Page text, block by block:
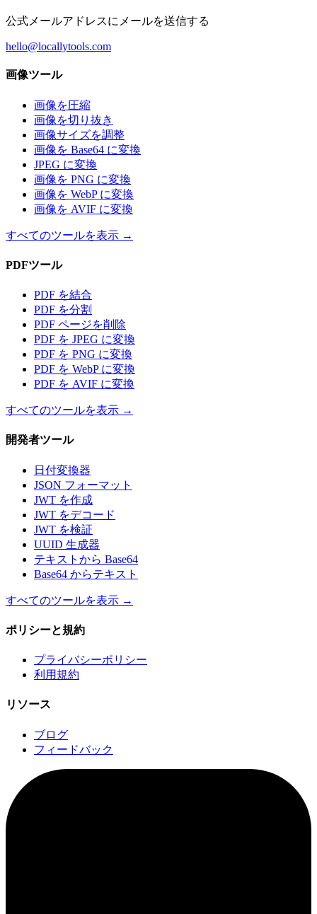
公式メールアドレスにメールを送信する
hello@locallytools.com
画像ツール
画像を圧縮
画像を切り抜き
画像サイズを調整
画像を Base64 に変換
JPEG に変換
画像を PNG に変換
画像を WebP に変換
画像を AVIF に変換
すべてのツールを表示 →
PDFツール
PDF を結合
PDF を分割
PDF ページを削除
PDF を JPEG に変換
PDF を PNG に変換
PDF を WebP に変換
PDF を AVIF に変換
すべてのツールを表示 →
開発者ツール
日付変換器
JSON フォーマット
JWT を作成
JWT をデコード
JWT を検証
UUID 生成器
テキストから Base64
Base64 からテキスト
すべてのツールを表示 →
ポリシーと規約
プライバシーポリシー
利用規約
リソース
ブログ
フィードバック